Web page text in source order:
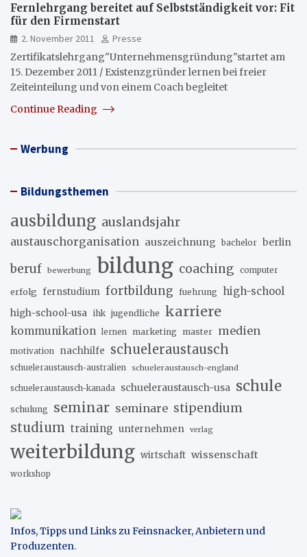
Fernlehrgang bereitet auf Selbstständigkeit vor: Fit
für den Firmenstart
2. November 2011
Presse
Zertifikatslehrgang"Unternehmensgründung"startet am
15. Dezember 2011 / Existenzgründer lernen bei freier
Zeiteinteilung und von einem Coach begleitet
Continue Reading
Werbung
Bildungsthemen
ausbildung auslandsjahr
austauschorganisation auszeichnung bachelor berlin
beruf bewerbung bildung coaching computer
erfolg fernstudium fortbildung fuehrung high-school
high-school-usa ihk jugendliche karriere
kommunikation lernen marketing master medien
motivation nachhilfe schueleraustausch
schueleraustausch-australien schueleraustausch-england
schueleraustausch-kanada schueleraustausch-usa schule
schulung seminar seminare stipendium
studium training unternehmen verlag
weiterbildung wirtschaft wissenschaft
workshop
Infos, Tipps und Links zu Feinsnacker, Anbietern und
Produzenten.